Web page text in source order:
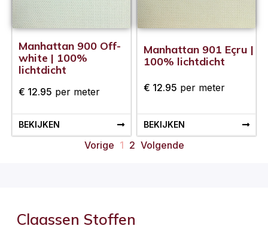
Manhattan 900 Off-
white | 100%
lichtdicht
€ 12.95 per meter
BEKIJKEN
Manhattan 901 Eçru |
100% lichtdicht
€ 12.95 per meter
BEKIJKEN
Vorige 1 2 Volgende
Claassen Stoffen